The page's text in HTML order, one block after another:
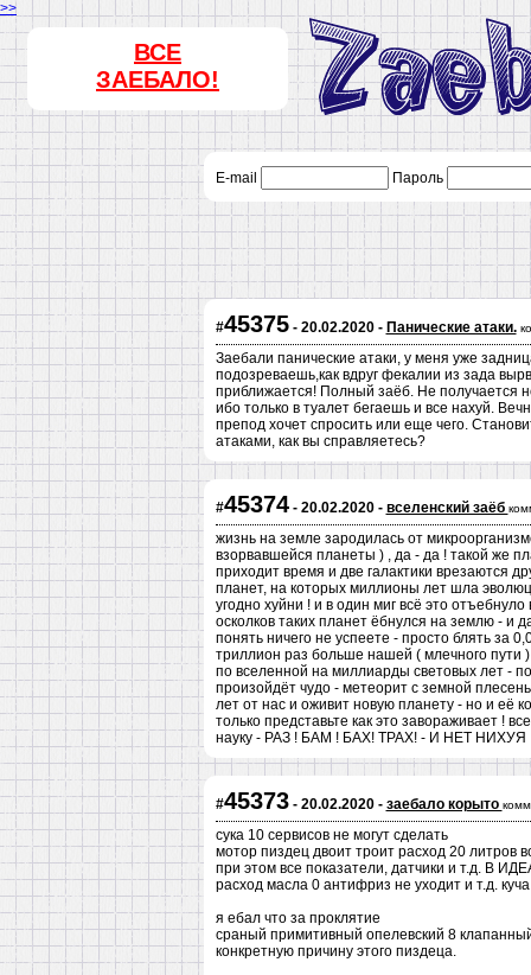
>>
ВСЕ
ЗАЕБАЛО!
E-mail Пароль
#45375- 20.02.2020 - Панические атаки.
Заебали панические атаки, у меня уже
подозреваешь,как вдруг фекалии из зада
приближается! Полный заёб. Не получается
ибо только в туалет бегаешь и все нахуй.
препод хочет спросить или еще чего.
атаками, как вы справляетесь?
#45374- 20.02.2020 - вселенский заёб
жизнь на земле зародилась от
взорвавшейся планеты ) , да - да ! такой же
приходит время и две галактики врезаются
планет, на которых миллионы лет шла
угодно хуйни ! и в один миг всё это
осколков таких планет ёбнулся на землю - и
понять ничего не успеете - просто блять за
триллион раз больше нашей ( млечного пути
по вселенной на миллиарды световых лет -
произойдёт чудо - метеорит с земной
лет от нас и оживит новую планету - но и её
только представьте как это завораживает !
науку - РАЗ ! БАМ ! БАХ! ТРАХ! - И НЕТ
#45373- 20.02.2020 - заебало корыто
сука 10 сервисов не могут сделать
мотор пиздец двоит троит расход 20 литров
при этом все показатели, датчики и т.д. В
расход масла 0 антифриз не уходит и т.д.
я ебал что за проклятие
сраный примитивный опелевский 8
конкретную причину этого пиздеца.